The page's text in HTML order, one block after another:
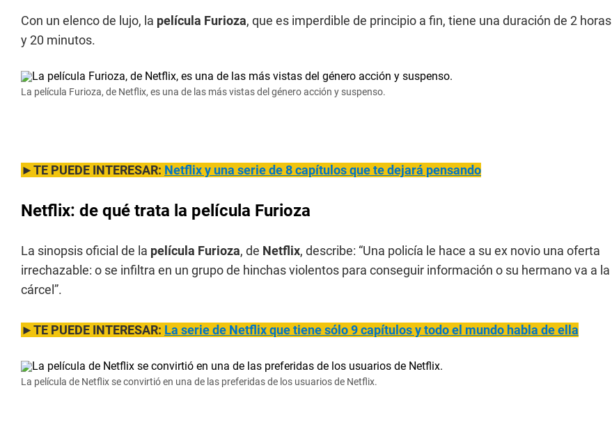
Con un elenco de lujo, la película Furioza, que es imperdible de principio a fin, tiene una duración de 2 horas
y 20 minutos.
La película Furioza, de Netflix, es una de las más vistas del género acción y suspenso.
►TE PUEDE INTERESAR: Netflix y una serie de 8 capítulos que te dejará pensando
Netflix: de qué trata la película Furioza
La sinopsis oficial de la película Furioza, de Netflix, describe: “Una policía le hace a su ex novio una oferta
irrechazable: o se infiltra en un grupo de hinchas violentos para conseguir información o su hermano va a la
cárcel”.
►TE PUEDE INTERESAR: La serie de Netflix que tiene sólo 9 capítulos y todo el mundo habla de ella
La película de Netflix se convirtió en una de las preferidas de los usuarios de Netflix.